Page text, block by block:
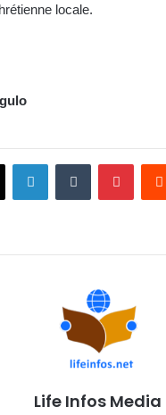
locale.
Life Infos Media